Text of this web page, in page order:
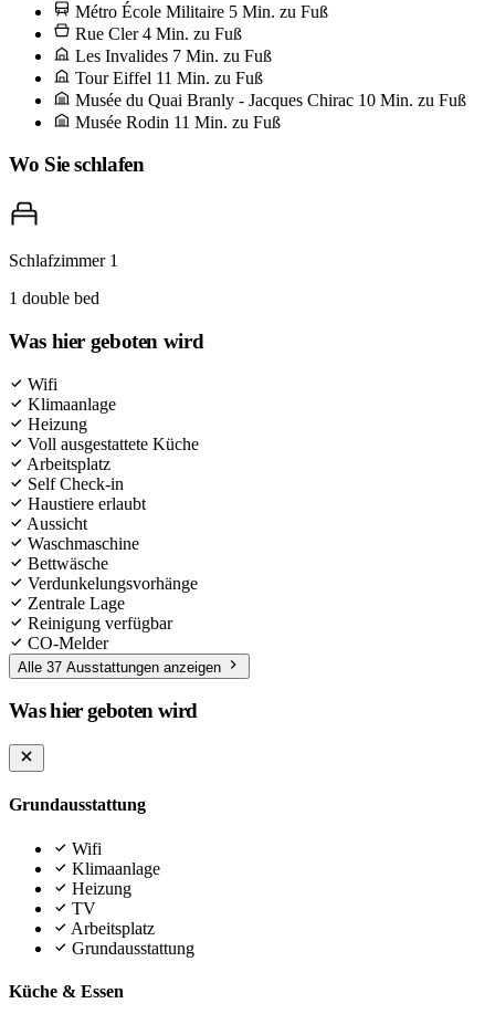
der gewohnte Rhythmus von Briefträgern, Hauswarten und Witwen
aus dem 7. Arrondissement, die sich beim Morgen-Figaro zunicken.
Am Tresen bestellen; wer sich setzt, zahlt doppelt und bekommt
halb so viel vom Wesentlichen.
Métro École Militaire 5 Min. zu Fuß
Rue Cler 4 Min. zu Fuß
Les Invalides 7 Min. zu Fuß
Tour Eiffel 11 Min. zu Fuß
Musée du Quai Branly - Jacques Chirac 10 Min. zu Fuß
Musée Rodin 11 Min. zu Fuß
Wo Sie schlafen
Schlafzimmer 1
1 double bed
Was hier geboten wird
Wifi
Klimaanlage
Heizung
Voll ausgestattete Küche
Arbeitsplatz
Self Check-in
Haustiere erlaubt
Aussicht
Waschmaschine
Bettwäsche
Verdunkelungsvorhänge
Zentrale Lage
Reinigung verfügbar
CO-Melder
Alle 37 Ausstattungen anzeigen
Was hier geboten wird
Grundausstattung
Wifi
Klimaanlage
Heizung
TV
Arbeitsplatz
Grundausstattung
Küche & Essen